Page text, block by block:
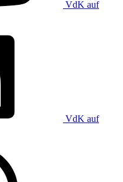
VdK auf
VdK auf